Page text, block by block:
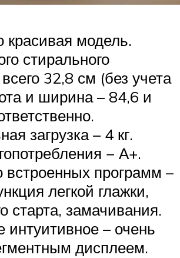
красивая модель.
стирального
32,8 см (без учета
и ширина – 84,6 и
загрузка – 4 кг.
− А+.
встроенных программ –
легкой глажки,
старта, замачивания.
интуитивное – очень
дисплеем.